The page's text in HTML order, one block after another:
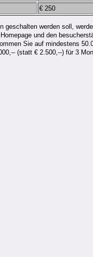
€ 250
geschalten werden soll,
und den
Sie auf mindestens
(statt € 2.500,--) für 3